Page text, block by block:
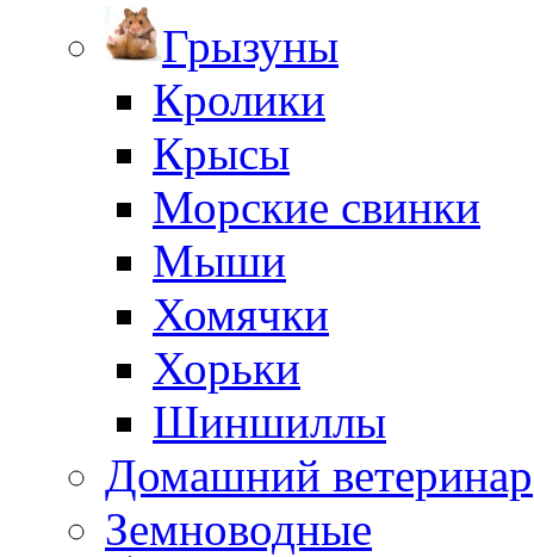
Грызуны
Кролики
Крысы
Морские свинки
Мыши
Хомячки
Хорьки
Шиншиллы
Домашний ветеринар
Земноводные